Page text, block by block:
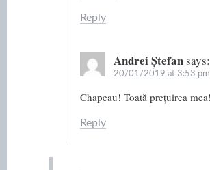
Reply
Andrei Ștefansays:
20/01/2019 at 3:53 pm
Chapeau! Toată prețuirea mea!
Reply